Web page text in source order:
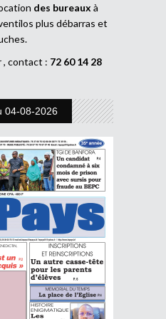
des bureaux à
plus débarras et
, contact : 72 60 14 28
04-08-2026